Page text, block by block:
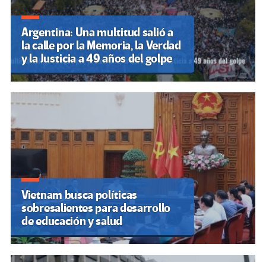
Argentina: Una multitud salió a
la calle por la Memoria, la Verdad
y la Justicia a 49 años del golpe
Vietnam busca políticas
sobresalientes para desarrollo
de educación y salud